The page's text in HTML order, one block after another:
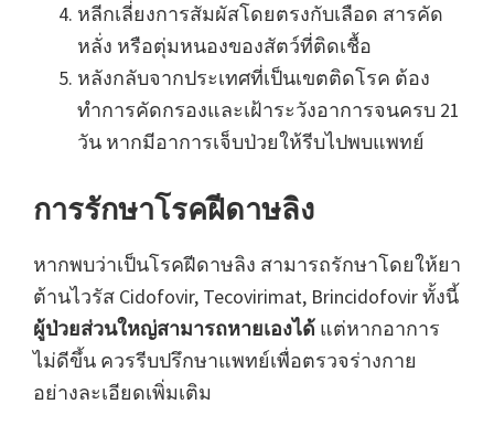
หลีกเลี่ยงการสัมผัสโดยตรงกับเลือด สารคัด
หลั่ง หรือตุ่มหนองของสัตว์ที่ติดเชื้อ
หลังกลับจากประเทศที่เป็นเขตติดโรค ต้อง
ทำการคัดกรองและเฝ้าระวังอาการจนครบ 21
วัน หากมีอาการเจ็บป่วยให้รีบไปพบแพทย์
การรักษาโรคฝีดาษลิง
หากพบว่าเป็นโรคฝีดาษลิง สามารถรักษาโดยให้ยา
ต้านไวรัส Cidofovir, Tecovirimat, Brincidofovir ทั้งนี้
ผู้ป่วยส่วนใหญ่สามารถหายเองได้ แต่หากอาการ
ไม่ดีขึ้น ควรรีบปรึกษาแพทย์เพื่อตรวจร่างกาย
อย่างละเอียดเพิ่มเติม